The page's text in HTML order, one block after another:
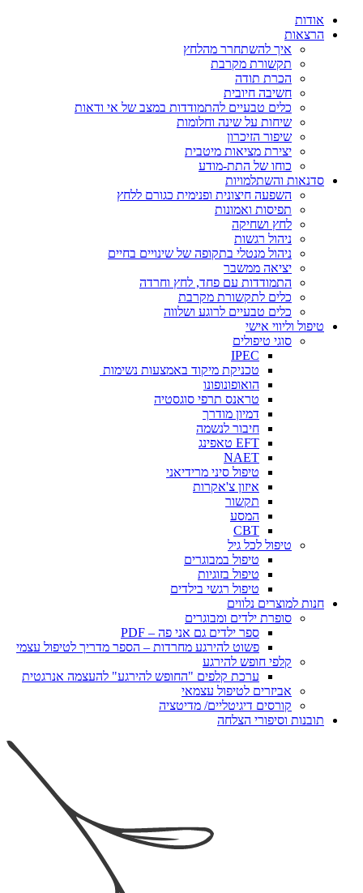
אודות
הרצאות
איך להשתחרר מהלחץ
תקשורת מקרבת
הכרת תודה
חשיבה חיובית
כלים טבעיים להתמודדות במצב של אי ודאות
שיחות על שינה וחלומות
שיפור הזיכרון
יצירת מציאות מיטבית
כוחו של התת-מודע
סדנאות והשתלמויות
השפעה חיצונית ופנימית כגורם ללחץ
תפיסות ואמונות
לחץ ושחיקה
ניהול רגשות
ניהול מנטלי בתקופה של שינויים בחיים
יציאה ממשבר
התמודדות עם פחד, לחץ וחרדה
כלים לתקשורת מקרבת
כלים טבעיים לרוגע ושלווה
טיפול וליווי אישי
סוגי טיפולים
IPEC
טכניקת מיקוד באמצעות נשימות
הואופונופונו
טראנס תרפי סוגסטיה
דמיון מודרך
חיבור לנשמה
EFT טאפינג
NAET
טיפול סיני מרידיאני
איזון צ'אקרות
תקשור
המסע
CBT
טיפול לכל גיל
טיפול במבוגרים
טיפול בזוגיות
טיפול רגשי בילדים
חנות למוצרים נלווים
סופרת ילדים ומבוגרים
ספר ילדים גם אני פה – PDF
פשוט להירגע מחרדות – הספר מדריך לטיפול עצמי
קלפי חופש להירגע
ערכת קלפים "החופש להירגע" להעצמה אנרגטית
אביזרים לטיפול עצמאי
קורסים דיגיטליים/ מדיטציה
תובנות וסיפורי הצלחה